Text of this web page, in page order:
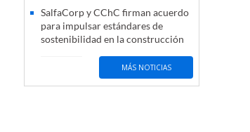
SalfaCorp y CChC firman acuerdo
para impulsar estándares de
sostenibilidad en la construcción
MÁS NOTICIAS